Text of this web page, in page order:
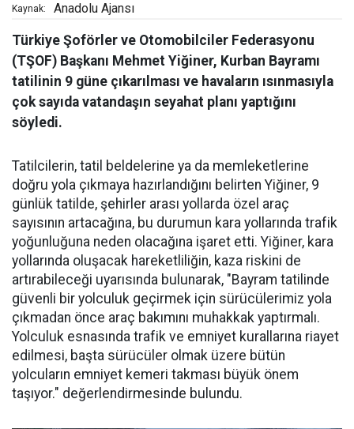
Kaynak: Anadolu Ajansı
Türkiye Şoförler ve Otomobilciler Federasyonu
(TŞOF) Başkanı Mehmet Yiğiner, Kurban Bayramı
tatilinin 9 güne çıkarılması ve havaların ısınmasıyla
çok sayıda vatandaşın seyahat planı yaptığını
söyledi.
Tatilcilerin, tatil beldelerine ya da memleketlerine
doğru yola çıkmaya hazırlandığını belirten Yiğiner, 9
günlük tatilde, şehirler arası yollarda özel araç
sayısının artacağına, bu durumun kara yollarında trafik
yoğunluğuna neden olacağına işaret etti. Yiğiner, kara
yollarında oluşacak hareketliliğin, kaza riskini de
artırabileceği uyarısında bulunarak, "Bayram tatilinde
güvenli bir yolculuk geçirmek için sürücülerimiz yola
çıkmadan önce araç bakımını muhakkak yaptırmalı.
Yolculuk esnasında trafik ve emniyet kurallarına riayet
edilmesi, başta sürücüler olmak üzere bütün
yolcuların emniyet kemeri takması büyük önem
taşıyor." değerlendirmesinde bulundu.